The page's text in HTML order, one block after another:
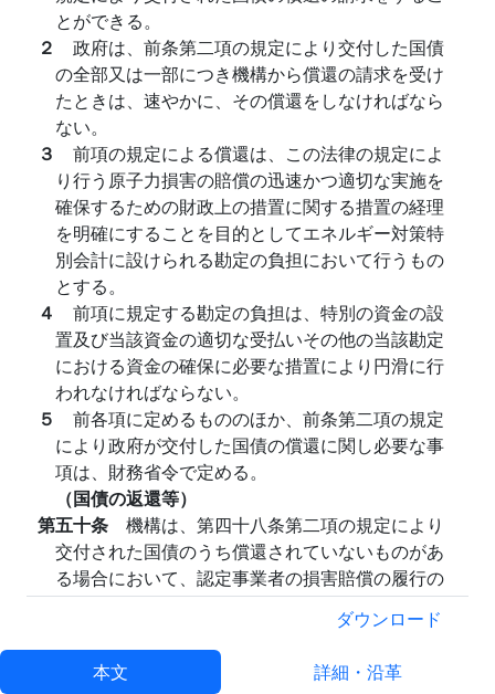
とができる。
２ 政府は、前条第二項の規定により交付した国債
の全部又は一部につき機構から償還の請求を受け
たときは、速やかに、その償還をしなければなら
ない。
３ 前項の規定による償還は、この法律の規定によ
り行う原子力損害の賠償の迅速かつ適切な実施を
確保するための財政上の措置に関する措置の経理
を明確にすることを目的としてエネルギー対策特
別会計に設けられる勘定の負担において行うもの
とする。
４ 前項に規定する勘定の負担は、特別の資金の設
置及び当該資金の適切な受払いその他の当該勘定
における資金の確保に必要な措置により円滑に行
われなければならない。
５ 前各項に定めるもののほか、前条第二項の規定
により政府が交付した国債の償還に関し必要な事
項は、財務省令で定める。
（国債の返還等）
第五十条 機構は、第四十八条第二項の規定により
交付された国債のうち償還されていないものがあ
る場合において、認定事業者の損害賠償の履行の
状況及び特別資金援助の実施の状況に照らし、当
該認定事業者に対する特別資金援助に係る資金交
付を行うために新たに前条第一項の規定により国
債の償還の請求を行う必要が生ずることがないと
ダウンロード
本文 詳細・沿革